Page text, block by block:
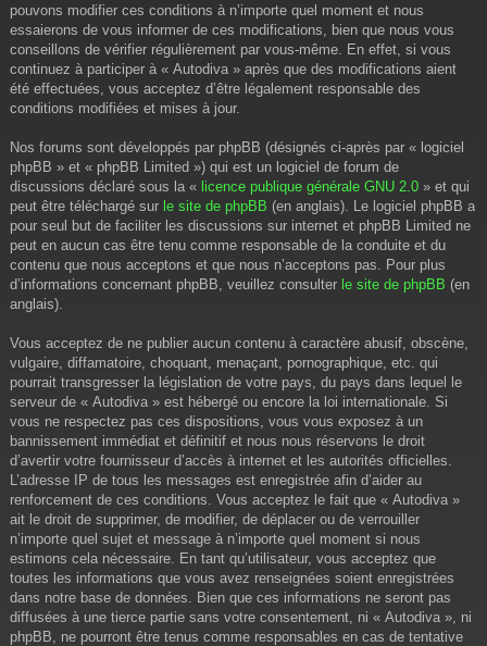
pouvons modifier ces conditions à n’importe quel moment et nous
essaierons de vous informer de ces modifications, bien que nous vous
conseillons de vérifier régulièrement par vous-même. En effet, si vous
continuez à participer à « Autodiva » après que des modifications aient
été effectuées, vous acceptez d’être légalement responsable des
conditions modifiées et mises à jour.
Nos forums sont développés par phpBB (désignés ci-après par « logiciel
phpBB » et « phpBB Limited ») qui est un logiciel de forum de
discussions déclaré sous la « licence publique générale GNU 2.0 » et qui
peut être téléchargé sur le site de phpBB (en anglais). Le logiciel phpBB a
pour seul but de faciliter les discussions sur internet et phpBB Limited ne
peut en aucun cas être tenu comme responsable de la conduite et du
contenu que nous acceptons et que nous n’acceptons pas. Pour plus
d’informations concernant phpBB, veuillez consulter le site de phpBB (en
anglais).
Vous acceptez de ne publier aucun contenu à caractère abusif, obscène,
vulgaire, diffamatoire, choquant, menaçant, pornographique, etc. qui
pourrait transgresser la législation de votre pays, du pays dans lequel le
serveur de « Autodiva » est hébergé ou encore la loi internationale. Si
vous ne respectez pas ces dispositions, vous vous exposez à un
bannissement immédiat et définitif et nous nous réservons le droit
d’avertir votre fournisseur d’accès à internet et les autorités officielles.
L’adresse IP de tous les messages est enregistrée afin d’aider au
renforcement de ces conditions. Vous acceptez le fait que « Autodiva »
ait le droit de supprimer, de modifier, de déplacer ou de verrouiller
n’importe quel sujet et message à n’importe quel moment si nous
estimons cela nécessaire. En tant qu’utilisateur, vous acceptez que
toutes les informations que vous avez renseignées soient enregistrées
dans notre base de données. Bien que ces informations ne seront pas
diffusées à une tierce partie sans votre consentement, ni « Autodiva », ni
phpBB, ne pourront être tenus comme responsables en cas de tentative